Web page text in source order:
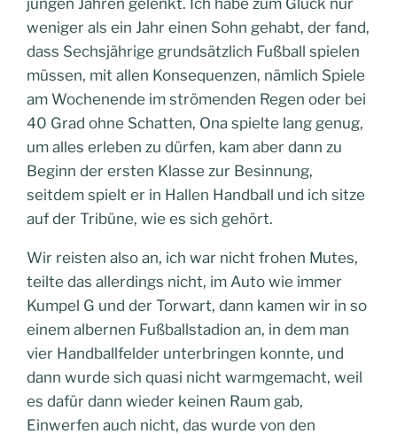
weniger als ein Jahr einen Sohn gehabt, der fand,
dass Sechsjährige grundsätzlich Fußball spielen
müssen, mit allen Konsequenzen, nämlich Spiele
am Wochenende im strömenden Regen oder bei
40 Grad ohne Schatten, Ona spielte lang genug,
um alles erleben zu dürfen, kam aber dann zu
Beginn der ersten Klasse zur Besinnung,
seitdem spielt er in Hallen Handball und ich sitze
auf der Tribüne, wie es sich gehört.
Wir reisten also an, ich war nicht frohen Mutes,
teilte das allerdings nicht, im Auto wie immer
Kumpel G und der Torwart, dann kamen wir in so
einem albernen Fußballstadion an, in dem man
vier Handballfelder unterbringen konnte, und
dann wurde sich quasi nicht warmgemacht, weil
es dafür dann wieder keinen Raum gab,
Einwerfen auch nicht, das wurde von den